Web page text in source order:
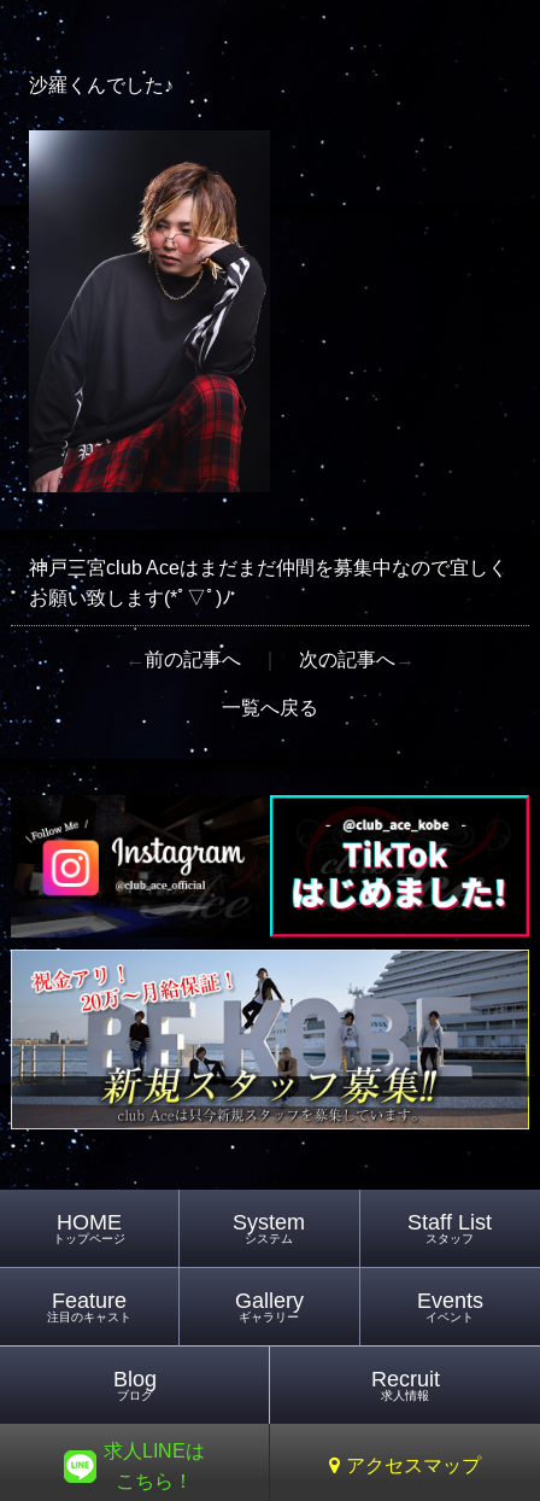
沙羅くんでした♪
神戸三宮club Aceはまだまだ仲間を募集中なので宜しく
お願い致します(*ﾟ▽ﾟ)ﾉ
←前の記事へ 次の記事へ→
一覧へ戻る
HOME
トップページ
System
システム
Staff List
スタッフ
Feature
注目のキャスト
Gallery
ギャラリー
Events
イベント
Blog
ブログ
Recruit
求人情報
求人LINEは
こちら！
アクセスマップ